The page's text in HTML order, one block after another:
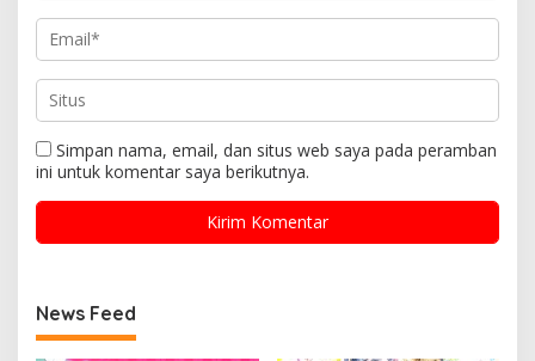
Simpan nama, email, dan situs web saya pada peramban
ini untuk komentar saya berikutnya.
News Feed